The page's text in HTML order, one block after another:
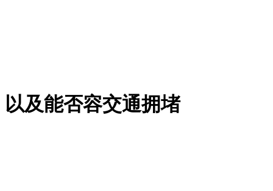
以及能否容交通拥堵